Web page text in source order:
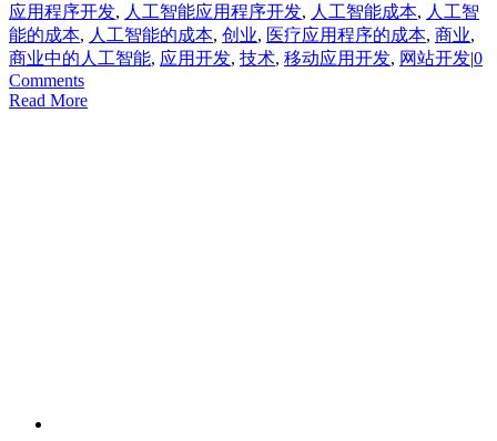
应用程序开发, 人工智能应用程序开发, 人工智能成本, 人工智
能的成本, 人工智能的成本, 创业, 医疗应用程序的成本, 商业,
商业中的人工智能, 应用开发, 技术, 移动应用开发, 网站开发|0
Comments
Read More